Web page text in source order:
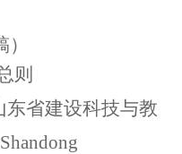
则
东省建设科技与教